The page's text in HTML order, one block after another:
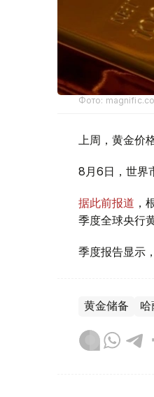
Фото:
上周，黄金价
8月6日，世界
据此前报道 ，
季度全球央行
季度报告显示
黄金储备 哈